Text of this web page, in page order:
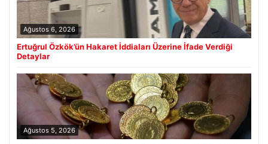
Ağustos 6, 2026
Ertuğrul Özkök’ün Hakaret İddiaları Üzerine İfade Verdiği
Detaylar
Ağustos 5, 2026